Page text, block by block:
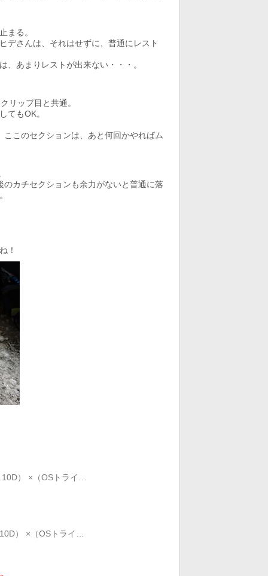
まる。
デさんは、それはせずに、普通にレスト
、あまりレストが出来ない・・・。
リップ目と共通。
てもOK。
このセクションは、あと何回かやればム
カチセクションも余力がないと普通に落
！
） ×（OSトライ…
） ×（OSトライ…